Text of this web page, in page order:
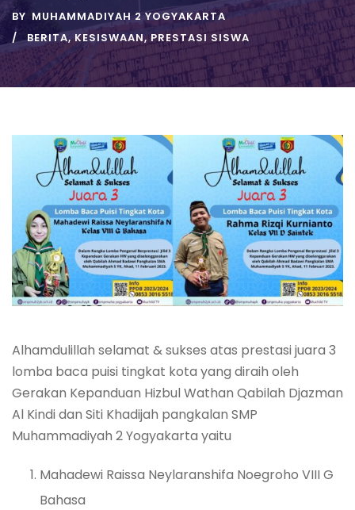
BY MUHAMMADIYAH 2 YOGYAKARTA
BERITA, KESISWAAN, PRESTASI SISWA
Alhamdulillah selamat & sukses atas prestasi juara 3
lomba baca puisi tingkat kota yang diraih oleh
Gerakan Kepanduan Hizbul Wathan Qabilah Djazman
Al Kindi dan Siti Khadijah pangkalan SMP
Muhammadiyah 2 Yogyakarta yaitu
Mahadewi Raissa Neylaranshifa Noegroho VIII G
Bahasa